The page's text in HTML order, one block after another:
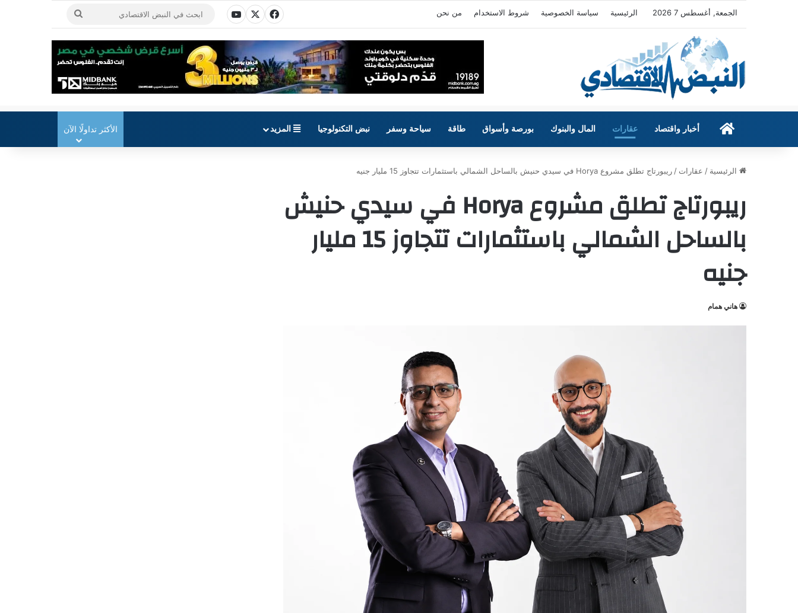
الجمعة, أغسطس 7 2026 الرئيسية سياسة الخصوصية شروط الاستخدام من نحن
فيسبوك
X يوتيوب
ابحث
النبض
الاقتصادي
الرئيسيةأخبار واقتصاد عقارات المال والبنوك بورصة وأسواق طاقة سياحة وسفر نبض التكنولوجيا المزيد الأكثر تداولًا الآن
الرئيسية / عقارات / ريبورتاج تطلق مشروع Horya في سيدي حنيش بالساحل الشمالي باستثمارات تتجاوز 15 مليار جنيه
ريبورتاج تطلق مشروع Horya في سيدي حنيش
بالساحل الشمالي باستثمارات تتجاوز 15 مليار
جنيه
هاني همام